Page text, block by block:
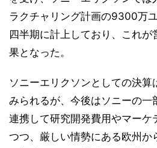
ラクチャリング計画の9300万
四半期に計上しており、これ
果となった。
ソニーエリクソンとしての決算
みられるが、今後はソニーの一
連携して研究開発費用やマーケ
つつ、厳しい情勢にある欧州か